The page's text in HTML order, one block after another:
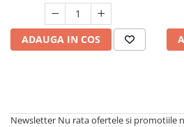
ADAUGA IN COS
Newsletter Nu rata ofertele si promotiile